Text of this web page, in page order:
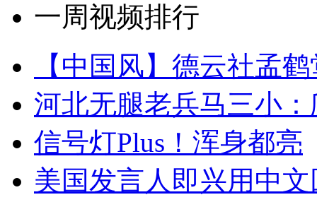
一周视频排行
【中国风】德云社孟
河北无腿老兵马三小
信号灯Plus！浑身都亮
美国发言人即兴用中